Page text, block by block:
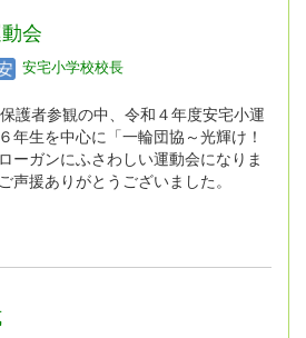
会
安宅小学校校長
護者参観の中、令和４年度安宅小運
年生を中心に「一輪団協～光輝け！
ーガンにふさわしい運動会になりま
声援ありがとうございました。